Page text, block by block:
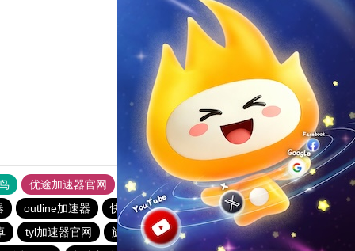
反对[0]
优途加速器官网 风驰加速器 旋风加速器
八戒看书
outline加速器 快柠檬加速器
免费跨墙软件
tyl加速器官网 旋风vqn官网 黑洞官网
CHK下载站